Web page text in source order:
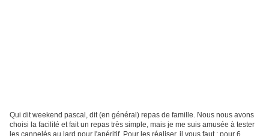
Qui dit weekend pascal, dit (en général) repas de famille. Nous nous avons
choisi la facilité et fait un repas très simple, mais je me suis amusée à tester
les cannelés au lard pour l'apéritif. Pour les réaliser, il vous faut : pour 6